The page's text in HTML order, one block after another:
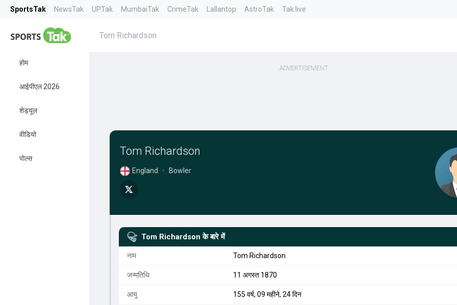
SportsTak NewsTak UPTak MumbaiTak CrimeTak Lallantop AstroTak Tak.live
होम
आईपीएल 2026
शेड्यूल
वीडियो
पोल्स
Tom Richardson
Tom Richardson
England • Bowler
Tom Richardson के बारे में
नाम Tom Richardson
जन्मतिथि 11 अगस्त 1870
आयु 155 वर्ष, 09 महीने, 24 दिन